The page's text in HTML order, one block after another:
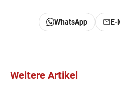
WhatsApp E-
Weitere Artikel